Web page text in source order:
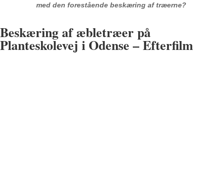
med den forestående beskæring af træerne?
Beskæring af æbletræer på
Planteskolevej i Odense – Efterfilm